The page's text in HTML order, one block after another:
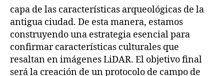
capa de las características arqueológicas de la
antigua ciudad. De esta manera, estamos
construyendo una estrategia esencial para
confirmar características culturales que
resaltan en imágenes LiDAR. El objetivo final
será la creación de un protocolo de campo de